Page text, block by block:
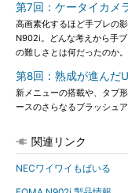
第7回：ケータイカメ
高画素化するほど手ブレの
N902i。どんな考えから手
の難しさとは何だったのか。
第8回：熟成が進んだ
新メニューの搭載や、タブ
ースのさらなるブラッシュア
関連リンク
NECワイワイもばいる